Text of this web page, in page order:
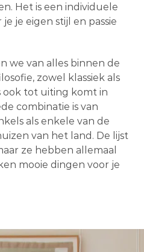
Het is een individuele
je eigen stijl en passie
we van alles binnen de
zowel klassiek als
ook tot uiting komt in
combinatie is van
als enkele van de
van het land. De lijst
ze hebben allemaal
mooie dingen voor je